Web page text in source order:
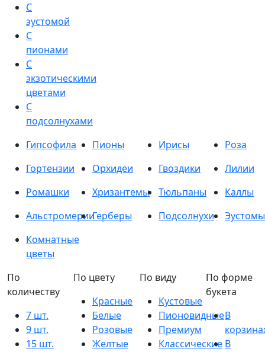
С
эустомой
С
пионами
С
экзотическими
цветами
С
подсолнухами
Гипсофила
Пионы Ирисы
Роза
Гортензии
Орхидеи Гвоздики
Лилии
Ромашки
Хризантемы Тюльпаны
Каллы
АльстромерииГерберы Подсолнухи
Эустомы
Комнатные
цветы
По
количеству
7 шт.
9 шт.
15 шт.
По цвету
Красные
Белые
Розовые
Желтые
По виду
Кустовые
Пионовидные
Премиум
Классические
По форме
букета
В
В